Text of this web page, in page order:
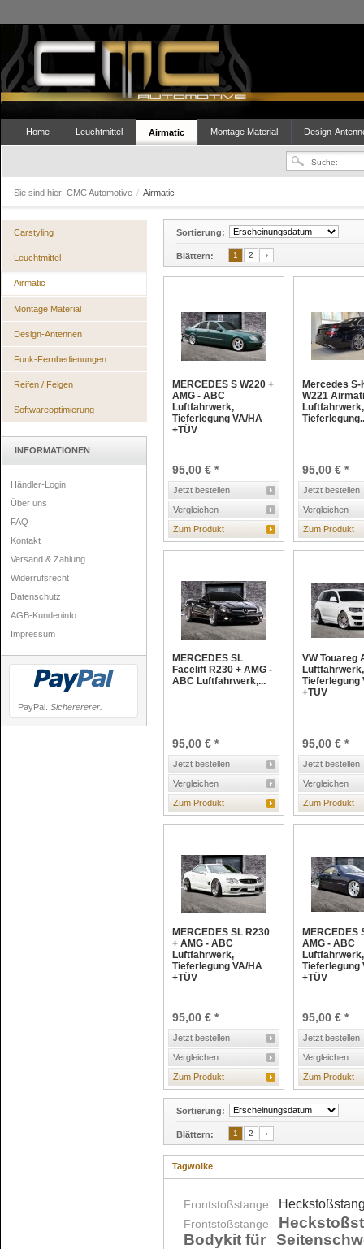
Home Leuchtmittel Airmatic Montage Material Design-
Sie sind hier: CMC Automotive / Airmatic
Carstyling
Leuchtmittel
Airmatic
Montage Material
Design-Antennen
Funk-Fernbedienungen
Reifen / Felgen
Softwareoptimierung
INFORMATIONEN
Händler-Login
Über uns
FAQ
Kontakt
Versand & Zahlung
Widerrufsrecht
Datenschutz
AGB-Kundeninfo
Impressum
PayPal. Sicherererer.
Sortierung:
Blättern: 1 2
MERCEDES S W220 +
AMG - ABC
Luftfahrwerk,
Tieferlegung VA/HA
+TÜV
95,00 € *
Jetzt bestellen
Vergleichen
Zum Produkt
Mercedes
W221
Luftfahrwerk,
95,00 € *
Jetzt bestellen
Vergleichen
Zum Produkt
MERCEDES SL
Facelift R230 + AMG -
ABC Luftfahrwerk,...
95,00 € *
Jetzt bestellen
Vergleichen
Zum Produkt
VW Touareg
Luftfahrwerk,
Tieferlegung
+TÜV
95,00 € *
Jetzt bestellen
Vergleichen
Zum Produkt
MERCEDES SL R230
+ AMG - ABC
Luftfahrwerk,
Tieferlegung VA/HA
+TÜV
95,00 € *
Jetzt bestellen
Vergleichen
Zum Produkt
MERCEDES
AMG - ABC
Luftfahrwerk,
Tieferlegung
+TÜV
95,00 € *
Jetzt bestellen
Vergleichen
Zum Produkt
Sortierung:
Blättern: 1 2
Tagwolke
Frontstoßstange
Frontstoßstange
Bodykit für